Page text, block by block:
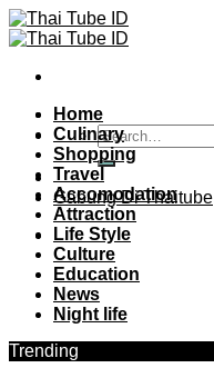
Skip
to
Gabung Di Thaitube
Home
Culinary
Shopping
Travel
Accomodation
Attraction
Life Style
Culture
Education
News
Night life
Trending